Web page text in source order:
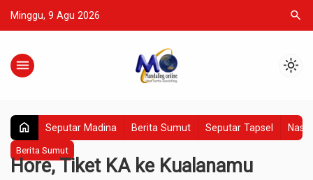
Minggu, 9 Agu 2026 search
menu light_mode
home Seputar Madina Berita Sumut Seputar Tapsel
Berita Sumut
Hore, Tiket KA ke Kualanamu